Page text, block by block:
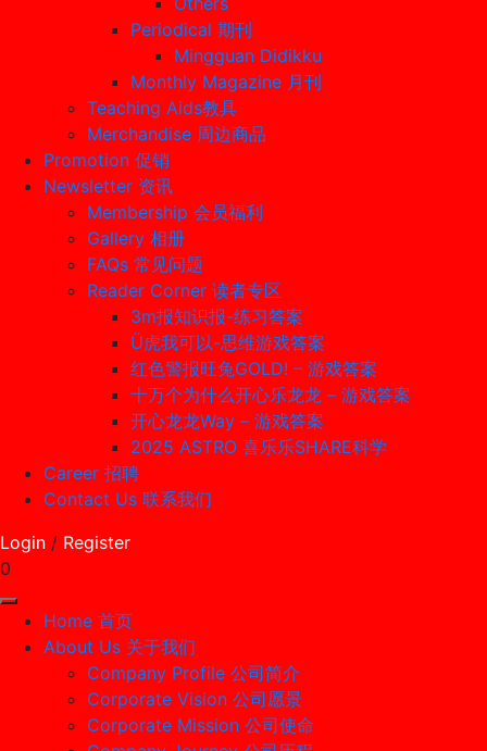
Periodical 期刊
Mingguan Didikku
Monthly Magazine 月刊
Teaching Aids教具
Merchandise 周边商品
Promotion 促销
Newsletter 资讯
Membership 会员福利
Gallery 相册
FAQs 常见问题
Reader Corner 读者专区
3m报知识报-练习答案
Ü虎我可以-思维游戏答案
红色警报旺兔GOLD! – 游戏答案
十万个为什么开心乐龙龙 – 游戏答案
开心龙龙Way – 游戏答案
2025 ASTRO 喜乐乐SHARE科学
Career 招聘
Contact Us 联系我们
Login / Register
0
Home 首页
About Us 关于我们
Company Profile 公司简介
Corporate Vision 公司愿景
Corporate Mission 公司使命